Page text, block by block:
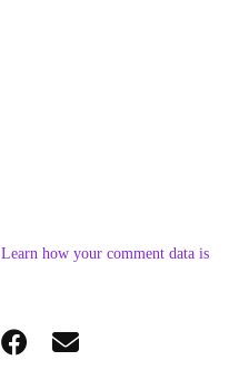
Learn how your comment data is